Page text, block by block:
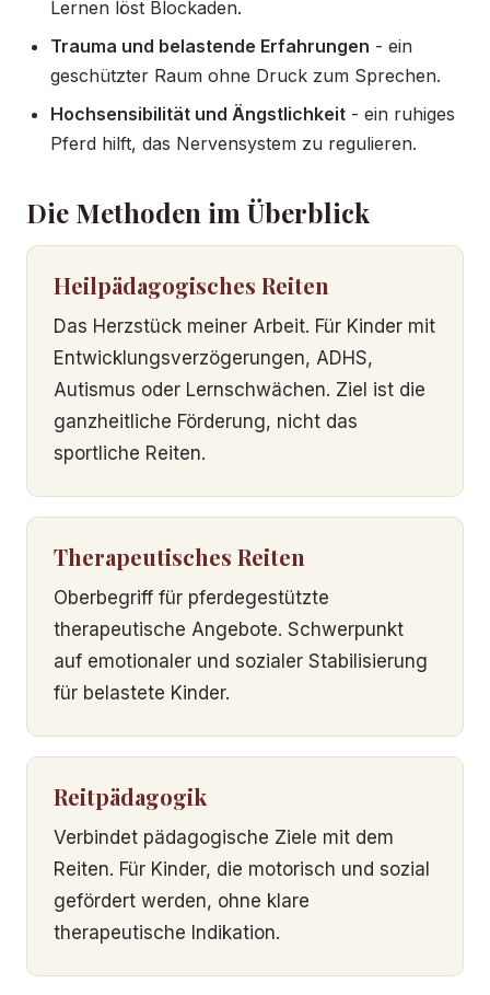
Lernen löst Blockaden.
Trauma und belastende Erfahrungen - ein
geschützter Raum ohne Druck zum Sprechen.
Hochsensibilität und Ängstlichkeit - ein ruhiges
Pferd hilft, das Nervensystem zu regulieren.
Die Methoden im Überblick
Heilpädagogisches Reiten
Das Herzstück meiner Arbeit. Für Kinder mit
Entwicklungsverzögerungen, ADHS,
Autismus oder Lernschwächen. Ziel ist die
ganzheitliche Förderung, nicht das
sportliche Reiten.
Therapeutisches Reiten
Oberbegriff für pferdegestützte
therapeutische Angebote. Schwerpunkt
auf emotionaler und sozialer Stabilisierung
für belastete Kinder.
Reitpädagogik
Verbindet pädagogische Ziele mit dem
Reiten. Für Kinder, die motorisch und sozial
gefördert werden, ohne klare
therapeutische Indikation.